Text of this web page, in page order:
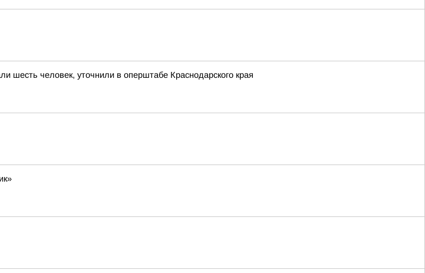
шесть человек, уточнили в оперштабе Краснодарского края